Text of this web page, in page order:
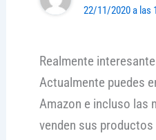
22/11/2020 a las
Realmente
Actualmente puedes
Amazon e incluso las
venden sus